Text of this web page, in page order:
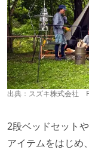
出典： スズキ株式会社
2段ベッドセット
アイテムをはじめ